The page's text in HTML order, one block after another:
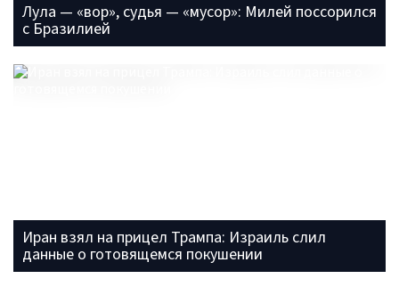
Лула — «вор», судья — «мусор»: Милей поссорился
с Бразилией
Иран взял на прицел Трампа: Израиль слил
данные о готовящемся покушении